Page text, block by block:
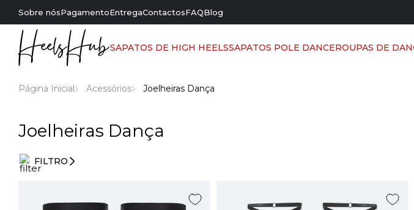
Sobre nósPagamentoEntregaContactosFAQBlog
SAPATOS DE HIGH HEELSSAPATOS POLE DANCEROUPAS DE
Página Inicial Acessórios Joelheiras Dança
Joelheiras Dança
FILTRO
entrada